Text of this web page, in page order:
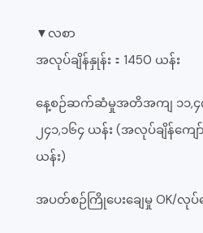
▼လစာ
အလုပ်ချိန်နှုန်း：1450 ယန်း
နေ့စဉ်ဆက်ဆံမှုအတိအကျ ၁၁,
၂၄၁,၁၆၄ ယန်း (အလုပ်ချိန်ကျေ
ယန်း)
အပတ်စဉ်ကြိုပေးချေမှု OK/